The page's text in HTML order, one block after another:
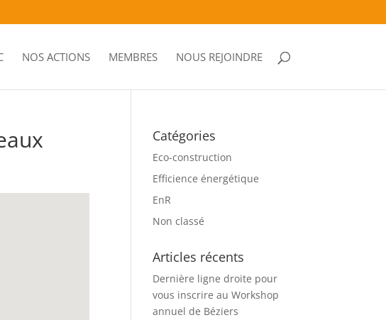
NOS ACTIONS MEMBRES NOUS REJOINDRE
Catégories
Eco-construction
Efficience énergétique
EnR
Non classé
Articles récents
Dernière ligne droite pour
vous inscrire au Workshop
annuel de Béziers